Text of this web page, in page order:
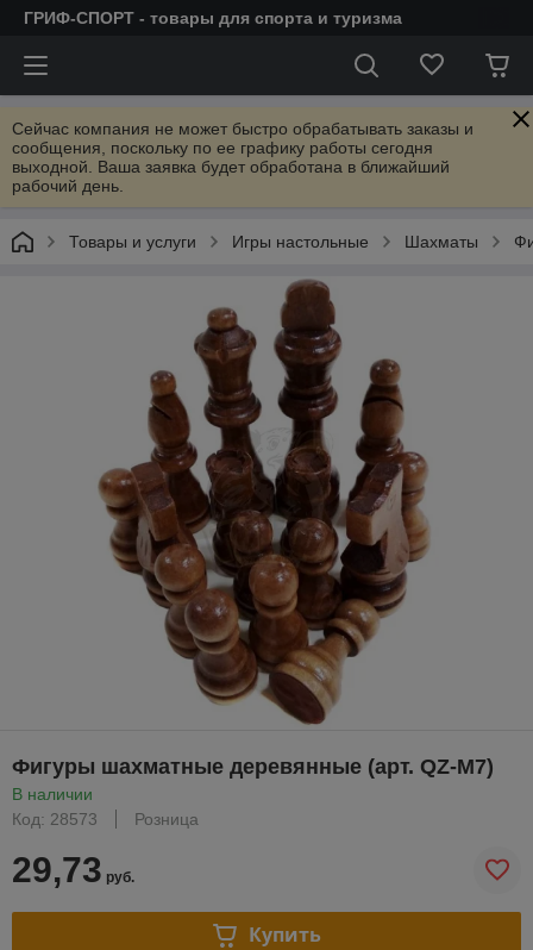
ГРИФ-СПОРТ - товары для спорта и туризма
Сейчас компания не может быстро обрабатывать заказы и
сообщения, поскольку по ее графику работы сегодня
выходной. Ваша заявка будет обработана в ближайший
рабочий день.
Товары и услуги Игры настольные Шахматы
Фигуры шахматные деревянные (арт. QZ-M7)
В наличии
Код: 28573
Розница
29,73 руб.
Купить